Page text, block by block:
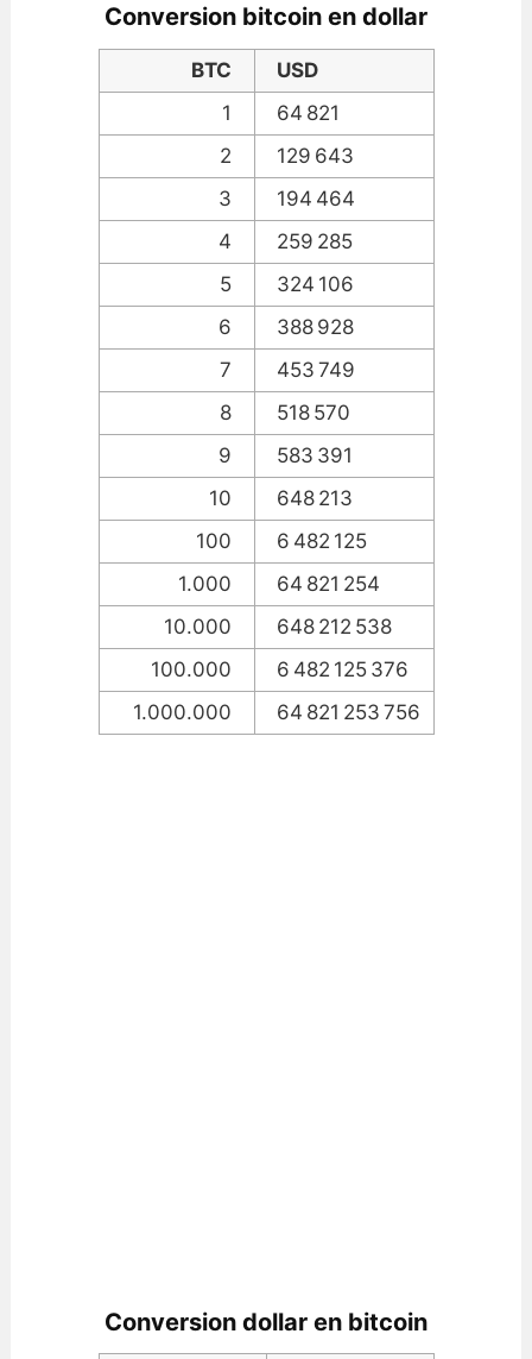
Conversion bitcoin en dollar
BTC
USD
1
64 821
2
129 643
3
194 464
4
259 285
5
324 106
6
388 928
7
453 749
8
518 570
9
583 391
10
648 213
100
6 482 125
1.000
64 821 254
10.000
648 212 538
100.000
6 482 125 376
1.000.000
64 821 253 756
Conversion dollar en bitcoin